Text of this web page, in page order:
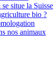
se situe la Suisse
bio ?
nos animaux